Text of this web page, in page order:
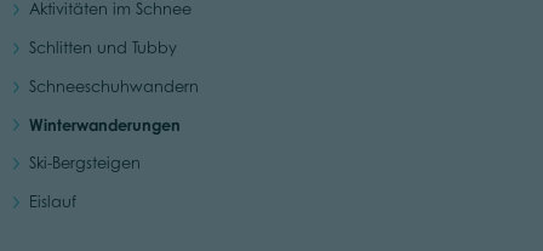
Aktivitäten im Schnee
Schlitten und Tubby
Schneeschuhwandern
Winterwanderungen
Ski-Bergsteigen
Eislauf